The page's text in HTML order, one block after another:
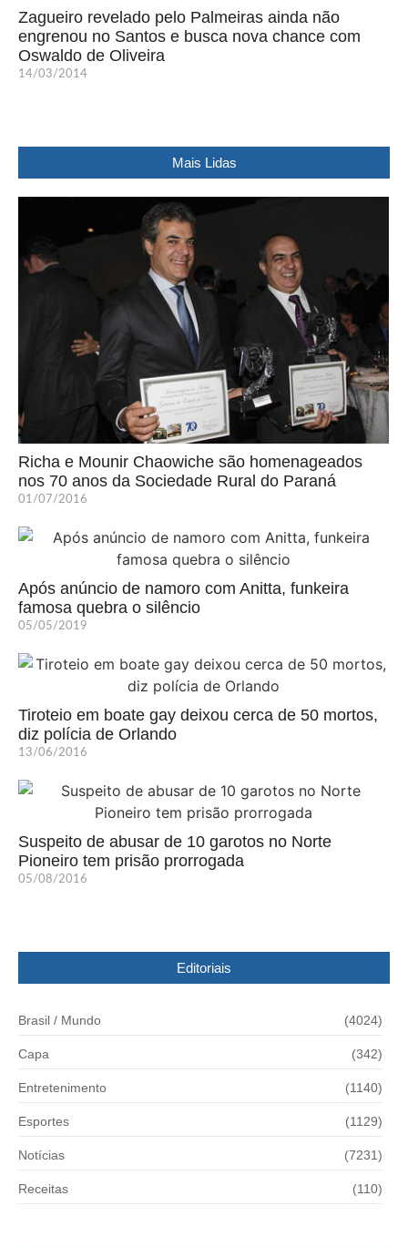
Zagueiro revelado pelo Palmeiras ainda não
engrenou no Santos e busca nova chance com
Oswaldo de Oliveira
14/03/2014
Mais Lidas
Richa e Mounir Chaowiche são homenageados
nos 70 anos da Sociedade Rural do Paraná
01/07/2016
Após anúncio de namoro com Anitta, funkeira
famosa quebra o silêncio
05/05/2019
Tiroteio em boate gay deixou cerca de 50 mortos,
diz polícia de Orlando
13/06/2016
Suspeito de abusar de 10 garotos no Norte
Pioneiro tem prisão prorrogada
05/08/2016
Editoriais
Brasil / Mundo (4024)
Capa (342)
Entretenimento (1140)
Esportes (1129)
Notícias (7231)
Receitas (110)